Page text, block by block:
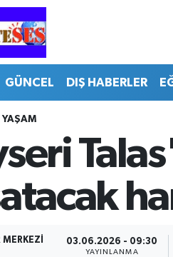
GÜNCEL DIŞ HABERLER
YAŞAM
MERKEZI 03.06.2026 - 09:30
YAYINLANMA